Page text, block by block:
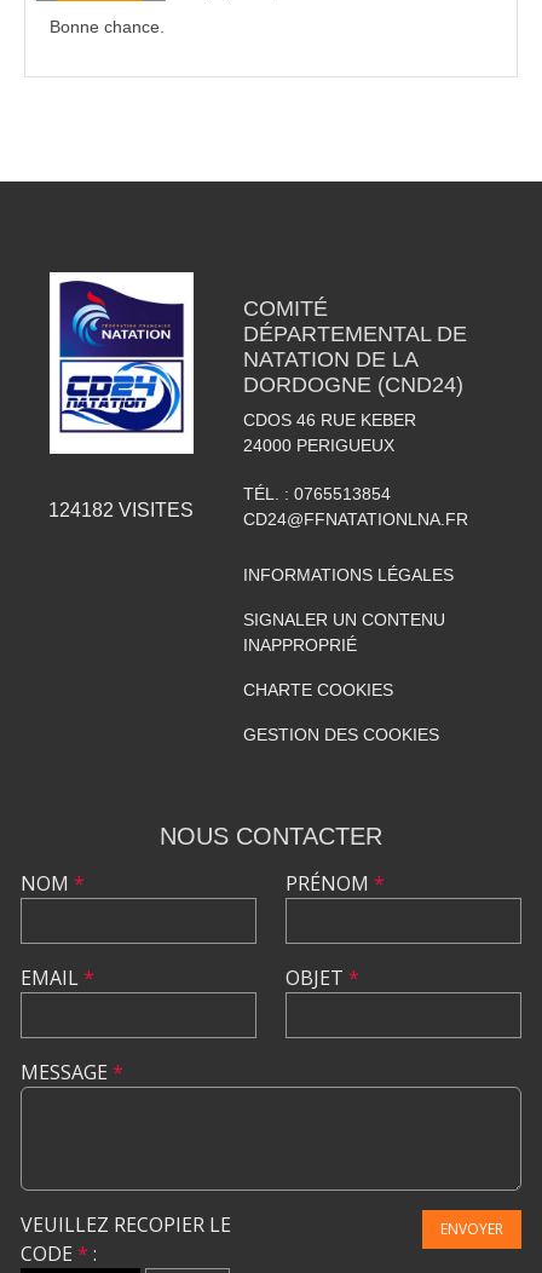
Bonne chance.
124182 VISITES
COMITÉ
DÉPARTEMENTAL DE
NATATION DE LA
DORDOGNE (CND24)
CDOS 46 RUE KEBER
24000 PERIGUEUX
TÉL. : 0765513854
CD24@FFNATATIONLNA.FR
INFORMATIONS LÉGALES
SIGNALER UN CONTENU
INAPPROPRIÉ
CHARTE COOKIES
GESTION DES COOKIES
NOUS CONTACTER
NOM *
EMAIL*
PRÉNOM *
OBJET *
MESSAGE *
VEUILLEZ RECOPIER LE
CODE * :
ENVOYER